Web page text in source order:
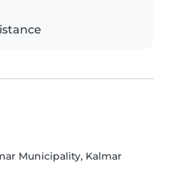
Municipality, Kalmar